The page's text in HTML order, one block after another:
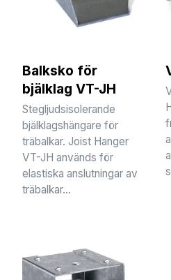
Balksko för
bjälklag VT-JH
Stegljudsisolerande
bjälklagshängare för
träbalkar. Joist Hanger
VT-JH används för
elastiska anslutningar av
träbalkar...